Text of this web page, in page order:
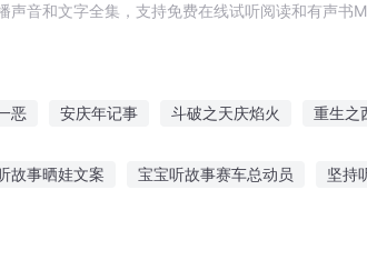
音和文字全集，支持免费在线试听阅读和有声书
恶 安庆年记事 斗破之天庆焰火 重生之
故事晒娃文案 宝宝听故事赛车总动员 坚持